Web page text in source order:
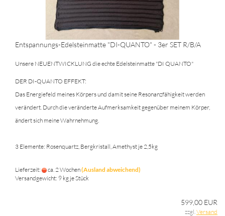
Entspannungs-Edelsteinmatte "DI-QUANTO" - 3er SET R/B/A
Unsere NEUENTWICKLUNG die echte Edelsteinmatte "DI QUANTO"
DER DI-QUANTO EFFEKT:
Das Energiefeld meines Körpers und damit seine Resonanzfähigkeit werden
verändert. Durch die veränderte Aufmerksamkeit gegenüber meinem Körper,
ändert sich meine Wahrnehmung.
3 Elemente: Rosenquartz, Bergkristall, Amethyst je 2,5kg
Lieferzeit: ca. 2 Wochen(Ausland abweichend)
Versandgewicht: 9 kg je Stück
599,00 EUR
zzgl.Versand